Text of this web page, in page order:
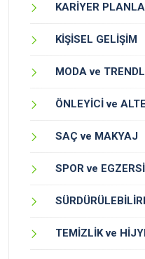
KARİYER
KİŞİSEL GELİŞİM
MODA ve
ÖNLEYİCİ ve
SAÇ ve MAKYAJ
SPOR ve
TEMİZLİK ve